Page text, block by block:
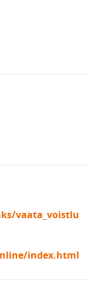
vaata_voistlu
index.html